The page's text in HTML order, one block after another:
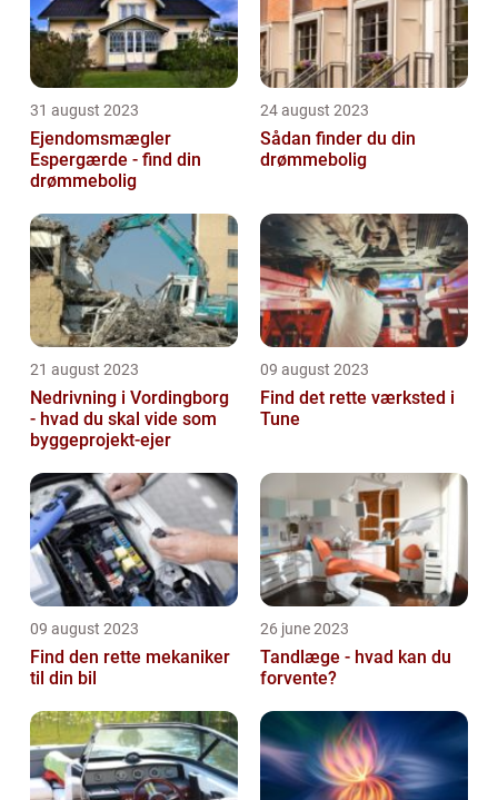
31 august 2023
Ejendomsmægler
Espergærde - find din
drømmebolig
24 august 2023
Sådan finder du din
drømmebolig
21 august 2023
Nedrivning i Vordingborg
- hvad du skal vide som
byggeprojekt-ejer
09 august 2023
Find det rette værksted i
Tune
09 august 2023
Find den rette mekaniker
til din bil
26 june 2023
Tandlæge - hvad kan du
forvente?